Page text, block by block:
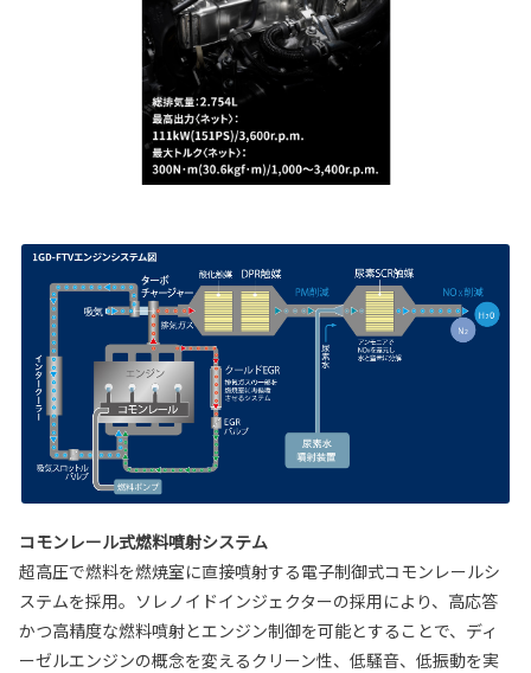
コモンレール式燃料噴射システム
超高圧で燃料を燃焼室に直接噴射する電子制御式コモンレールシ
ステムを採用。ソレノイドインジェクターの採用により、高応答
かつ高精度な燃料噴射とエンジン制御を可能とすることで、ディ
ーゼルエンジンの概念を変えるクリーン性、低騒音、低振動を実